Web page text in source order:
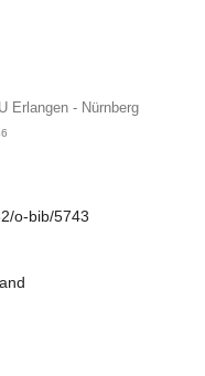
Erlangen - Nürnberg
o-bib/5743